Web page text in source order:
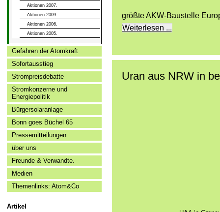
Aktionen 2007.
Aktionen 2009.
Aktionen 2006.
Aktionen 2005.
Gefahren der Atomkraft
Sofortausstieg
Strompreisdebatte
Stromkonzerne und
Energiepolitik
Bürgersolaranlage
Bonn goes Büchel 65
Pressemitteilungen
über uns
Freunde & Verwandte.
Medien
Themenlinks: Atom&Co
Artikel
größte AKW-Baustelle
Weiterlesen ...
Uran aus NRW in